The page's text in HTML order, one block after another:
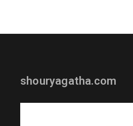
shouryagatha.com